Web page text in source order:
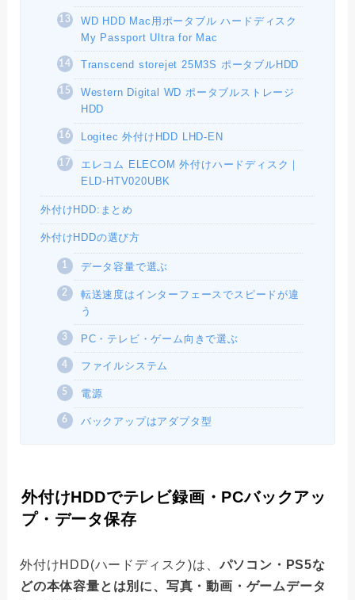
WD HDD Mac用ポータブル ハードディスク
My Passport Ultra for Mac
Transcend storejet ‎25M3S ポータブルHDD
Western Digital WD ポータブルストレージ
HDD
Logitec 外付けHDD LHD-EN
エレコム ELECOM 外付けハードディスク｜
ELD-HTV020UBK
外付けHDD:まとめ
外付けHDDの選び方
データ容量で選ぶ
転送速度はインターフェースでスピードが違
う
PC・テレビ・ゲーム向きで選ぶ
ファイルシステム
電源
バックアップはアダプタ型
外付けHDDでテレビ録画・PCバックアッ
プ・データ保存
外付けHDD(ハードディスク)は、 パソコン・PS5な
どの本体容量とは別に、写真・動画・ゲームデータ